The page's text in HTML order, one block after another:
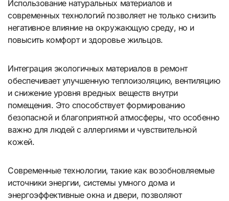
Использование натуральных материалов и
современных технологий позволяет не только снизить
негативное влияние на окружающую среду, но и
повысить комфорт и здоровье жильцов.
Интеграция экологичных материалов в ремонт
обеспечивает улучшенную теплоизоляцию, вентиляцию
и снижение уровня вредных веществ внутри
помещения. Это способствует формированию
безопасной и благоприятной атмосферы, что особенно
важно для людей с аллергиями и чувствительной
кожей.
Современные технологии, такие как возобновляемые
источники энергии, системы умного дома и
энергоэффективные окна и двери, позволяют